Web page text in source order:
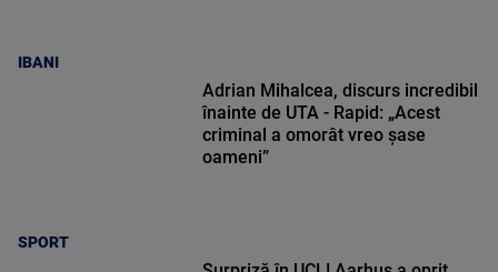
IBANI
SPORT
Adrian Mihalcea, discurs incredibil
înainte de UTA - Rapid: „Acest
criminal a omorât vreo șase
oameni”